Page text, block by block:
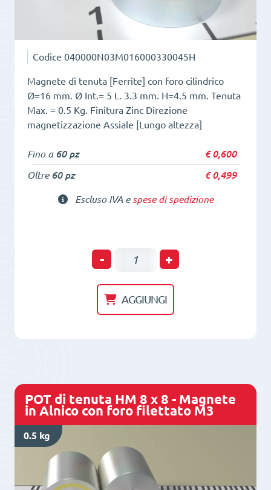
Codice 040000N03M016000330045H
Magnete di tenuta [Ferrite] con foro cilindrico
Ø=16 mm. Ø Int.= 5 L. 3.3 mm. H=4.5 mm. Tenuta
Max. = 0.5 Kg. Finitura Zinc Direzione
magnetizzazione Assiale [Lungo altezza]
Fino a 60 pz €0,600
Oltre 60 pz €0,499
Escluso IVA e spese di spedizione
-
POT
tenuta
HM
x
3,3
x
4,5
-
Magnete
+
AGGIUNGI
POT di tenuta HM 8 x 8 - Magnete
in Alnico con foro filettato M3
0.5 kg